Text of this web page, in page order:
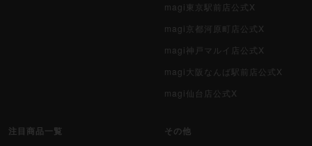
magi東京駅前店公式X
magi京都河原町店公式X
magi神戸マルイ店公式X
magi大阪なんば駅前店公式X
magi仙台店公式X
注目商品一覧 その他